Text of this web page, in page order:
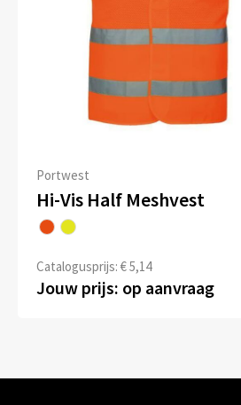
Portwest
Hi-Vis Half Meshvest
Catalogusprijs: € 5,14
Jouw prijs: op aanvraag